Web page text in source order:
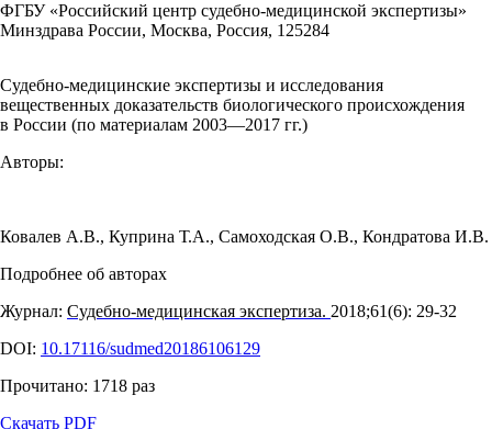
ФГБУ «Российский центр судебно-медицинской экспертизы»
Минздрава России, Москва, Россия, 125284
Судебно-медицинские экспертизы и исследования
вещественных доказательств биологического происхождения
в России (по материалам 2003—2017 гг.)
Авторы:
Ковалев А.В., Куприна Т.А., Самоходская О.В., Кондратова И.В.
Подробнее об авторах
Журнал: Судебно-медицинская экспертиза. 2018;61(6): 29‑32
DOI: 10.17116/sudmed20186106129
Прочитано: 1718 раз
Скачать PDF